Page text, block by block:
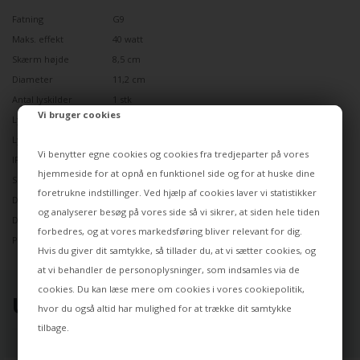
Vi bruger cookies
Vi benytter egne cookies og cookies fra tredjeparter på vores
hjemmeside for at opnå en funktionel side og for at huske dine
foretrukne indstillinger. Ved hjælp af cookies laver vi statistikker
og analyserer besøg på vores side så vi sikrer, at siden hele tiden
forbedres, og at vores markedsføring bliver relevant for dig.
Hvis du giver dit samtykke, så tillader du, at vi sætter cookies, og
at vi behandler de personoplysninger, som indsamles via de
cookies. Du kan læse mere om cookies i vores cookiepolitik,
hvor du også altid har mulighed for at trække dit samtykke
tilbage.
Fatning
G9
Maks. effekt
40 watt
Skærm højde
8,5 cm
Diameter
11,2 cm
Antal lyskilder
1 stk
Lyskilder inkl.
Nej
20
Spænding
230 volt
Designet i år
2006
Designer
Jasper Morrison
UDVALGT TIL DIG ⭐